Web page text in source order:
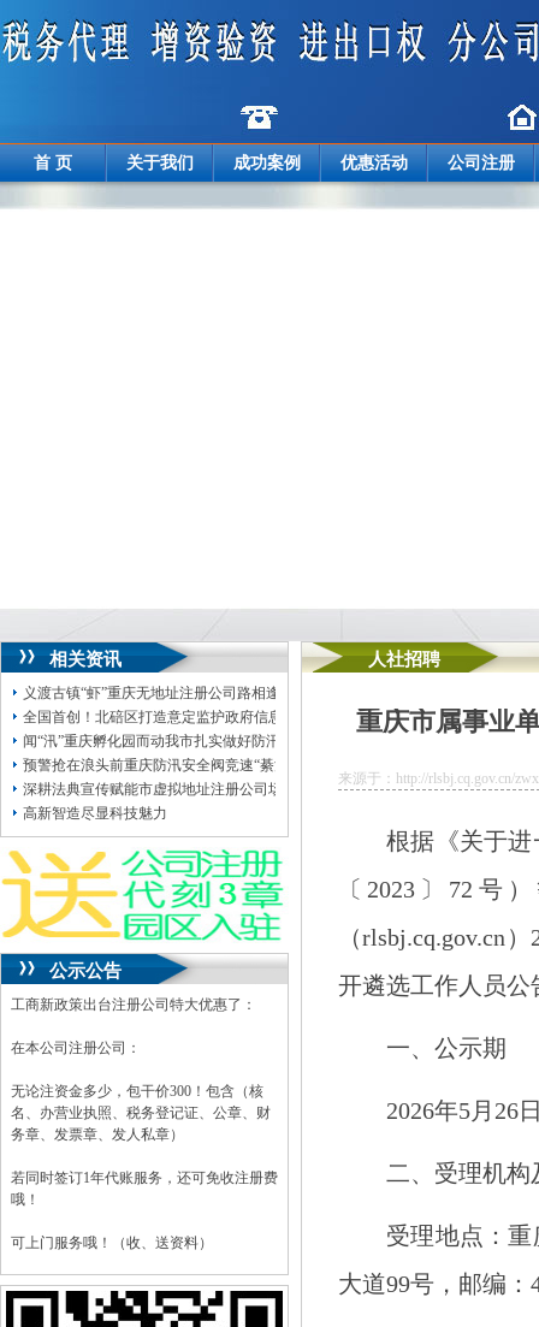
首 页 关于我们 成功案例 优惠活动 公司注册
相关资讯
义渡古镇“虾”重庆无地址注册公司路相逢|大渡口区市场监管局护航“啤酒节”好滋味
全国首创！北碚区打造意定监护政府信息归集平台，重庆孵化园破解养老监护难
闻“汛”重庆孵化园而动我市扎实做好防汛救灾工作
预警抢在浪头前重庆防汛安全阀竞速“綦江1号洪水”重庆创业园
深耕法典宣传赋能市虚拟地址注册公司场提质大渡口区市场监管局开展民法典宣
高新智造尽显科技魅力
公示公告
工商新政策出台注册公司特大优惠了：
在本公司注册公司：
无论注资金多少，包干价300！包含（核
名、办营业执照、税务登记证、公章、财
务章、发票章、发人私章）
若同时签订1年代账服务，还可免收注册费
哦！
可上门服务哦！（收、送资料）
可加急服务哦！（最快可1工作日）
人社招聘
重庆市属事业
来源于：http://rlsbj.cq.gov.cn/
根据《关于
〔2023〕72 号
（rlsbj.cq.gov.cn）
开遴选工作人员公
一、公示期
2026年5月 26
二、受理机构
受理地点：
大道99号，邮编：